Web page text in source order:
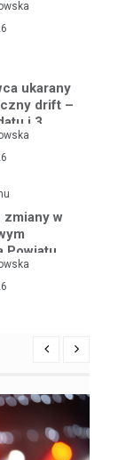
ukarany
drift –
i 3
jazdy
zmiany w
Powiatu
w